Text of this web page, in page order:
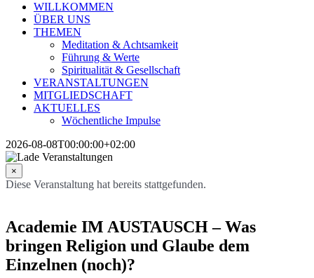
WILLKOMMEN
ÜBER UNS
THEMEN
Meditation & Achtsamkeit
Führung & Werte
Spiritualität & Gesellschaft
VERANSTALTUNGEN
MITGLIEDSCHAFT
AKTUELLES
Wöchentliche Impulse
2026-08-08T00:00:00+02:00
×
Diese Veranstaltung hat bereits stattgefunden.
Academie IM AUSTAUSCH – Was
bringen Religion und Glaube dem
Einzelnen (noch)?